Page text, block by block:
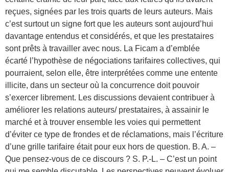
reçues, signées par les trois quarts de leurs auteurs. Mais
c’est surtout un signe fort que les auteurs sont aujourd’hui
davantage entendus et considérés, et que les prestataires
sont prêts à travailler avec nous. La Ficam a d’emblée
écarté l’hypothèse de négociations tarifaires collectives, qui
pourraient, selon elle, être interprétées comme une entente
illicite, dans un secteur où la concurrence doit pouvoir
s’exercer librement. Les discussions devaient contribuer à
améliorer les relations auteurs/ prestataires, à assainir le
marché et à trouver ensemble les voies qui permettent
d’éviter ce type de frondes et de réclamations, mais l’écriture
d’une grille tarifaire était pour eux hors de question. B. A. –
Que pensez-vous de ce discours ? S. P.-L. – C’est un point